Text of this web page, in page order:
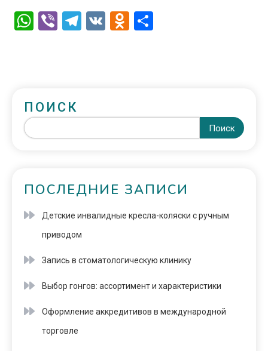
WhatsApp
ViberTelegram
VK Odnoklassniki
ПОИСК
Поиск
ПОСЛЕДНИЕ ЗАПИСИ
Детские инвалидные кресла-коляски с ручным
приводом
Запись в стоматологическую клинику
Выбор гонгов: ассортимент и характеристики
Оформление аккредитивов в международной
торговле